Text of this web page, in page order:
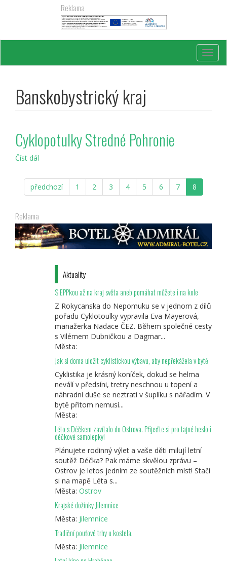
Reklama
Banskobystrický kraj
Cyklopotulky Stredné Pohronie
Číst dál
Pohronie
předchozí
1 2 3 4 5 6 7 8
Reklama
Aktuality
S EPPkou až na kraj světa aneb pomáhat můžete i na kole
Z Rokycanska do Nepomuku se v jednom z dílů
pořadu Cyklotoulky vypravila Eva Mayerová,
manažerka Nadace ČEZ. Během společné cesty
s Vilémem Dubničkou a Dagmar...
Města:
Jak si doma uložit cyklistickou výbavu, aby nepřekážela v bytě
Cyklistika je krásný koníček, dokud se helma
neválí v předsíni, tretry neschnou u topení a
náhradní duše se neztratí v šuplíku s nářadím. V
bytě přitom nemusí...
Města:
Léto s Déčkem zavítalo do Ostrova. Přijeďte si pro tajné heslo i
déčkové samolepky!
Plánujete rodinný výlet a vaše děti milují letní
soutěž Déčka? Pak máme skvělou zprávu –
Ostrov je letos jedním ze soutěžních míst! Stačí
si na mapě Léta s...
Města: Ostrov
Krajské dožínky Jilemnice
Města: Jilemnice
Tradiční pouťové trhy u kostela.
Města: Jilemnice